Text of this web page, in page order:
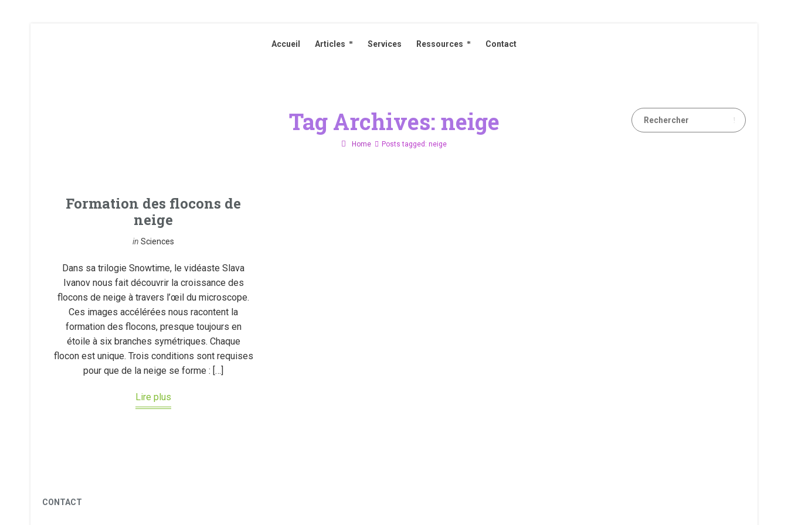
Accueil Articles Services Ressources Contact
Tag Archives: neige
Home Posts tagged: neige
Formation des flocons de
neige
inSciences
Dans sa trilogie Snowtime, le vidéaste Slava
Ivanov nous fait découvrir la croissance des
flocons de neige à travers l’œil du microscope.
Ces images accélérées nous racontent la
formation des flocons, presque toujours en
étoile à six branches symétriques. Chaque
flocon est unique. Trois conditions sont requises
pour que de la neige se forme : […]
Lire plus
CONTACT